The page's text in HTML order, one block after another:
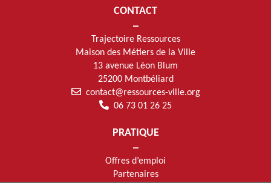
CONTACT
Trajectoire Ressources
Maison des Métiers de la Ville
13 avenue Léon Blum
25200 Montbéliard
contact@ressources-ville.org
06 73 01 26 25
PRATIQUE
Offres d’emploi
Partenaires